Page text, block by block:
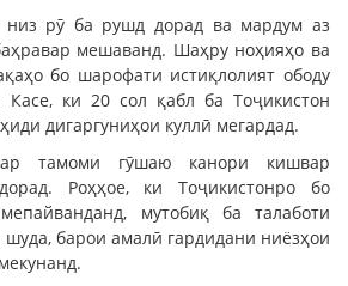
низ рӯ ба рушд дорад ва мардум аз
мешаванд. Шаҳру ноҳияҳо ва
бо шарофати истиқлолият ободу
ки 20 сол қабл ба Тоҷикистон
дигаргуниҳои куллӣ мегардад.
тамоми гӯшаю канори кишвар
Роҳҳое, ки Тоҷикистонро бо
мутобиқ ба талаботи
шуда, барои амалӣ гардидани ниёзҳои